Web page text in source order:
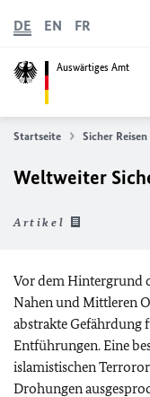
Auswärtiges Amt
DE EN FR
Startseite Sicher Reisen
Weltweiter
Artikel
Vor dem Hintergrund
Nahen und Mittleren
abstrakte Gefährdung
Entführungen. Eine
islamistischen
Drohungen